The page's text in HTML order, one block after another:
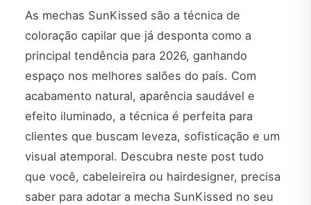
As mechas SunKissed são a técnica de
coloração capilar que já desponta como a
principal tendência para 2026, ganhando
espaço nos melhores salões do país. Com
acabamento natural, aparência saudável e
efeito iluminado, a técnica é perfeita para
clientes que buscam leveza, sofisticação e um
visual atemporal. Descubra neste post tudo
que você, cabeleireira ou hairdesigner, precisa
saber para adotar a mecha SunKissed no seu